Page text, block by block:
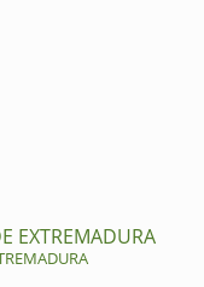
EXTREMADURA